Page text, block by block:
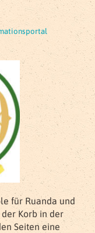
für Ruanda und
Korb in der
Seiten eine